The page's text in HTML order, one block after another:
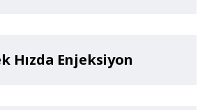
Hızda Enjeksiyon